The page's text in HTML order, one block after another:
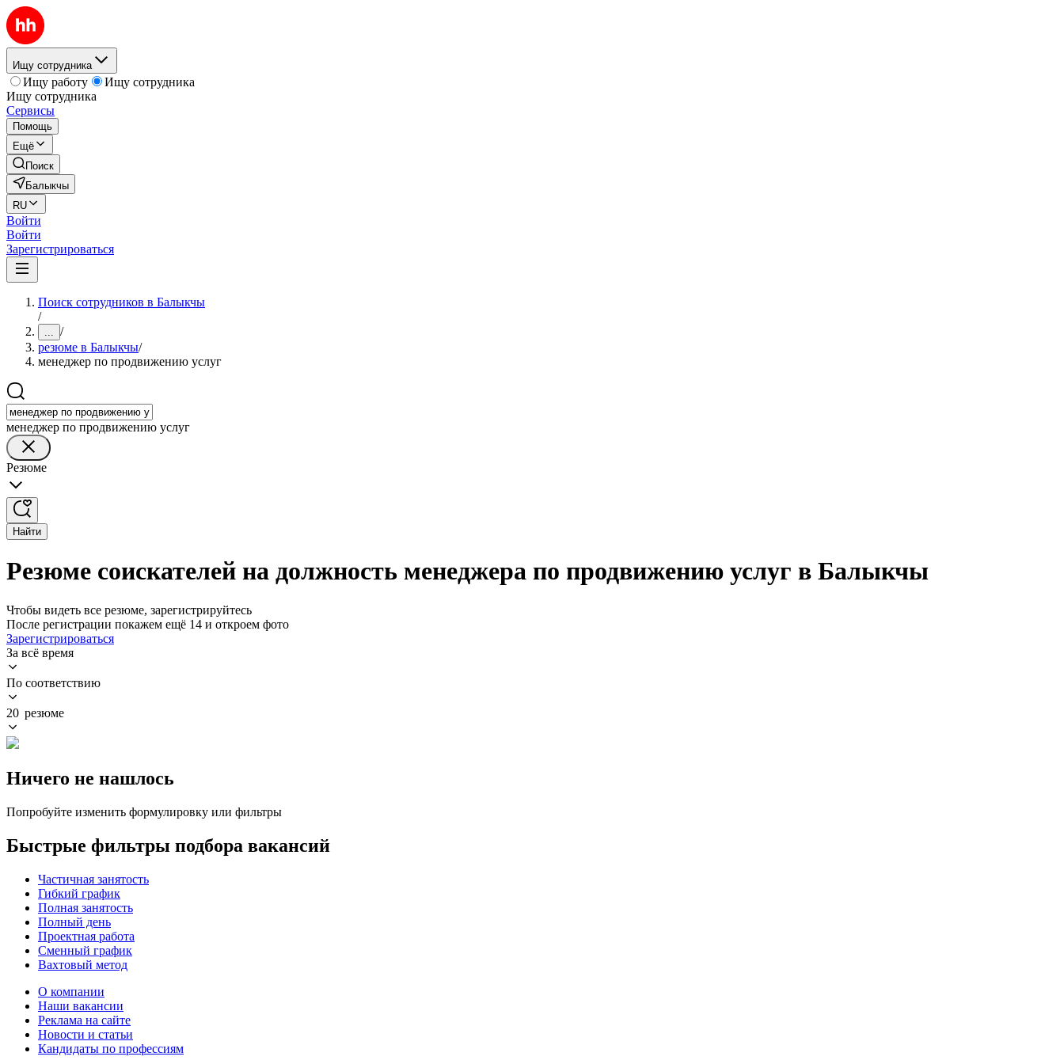
Ищу сотрудника
Ищу работу
Ищу сотрудника
Ищу сотрудника
Сервисы
Помощь
Ещё
Поиск
Балыкчы
RU
Войти
Войти
Зарегистрироваться
Поиск сотрудников в Балыкчы
/
... /
резюме в Балыкчы/
менеджер по продвижению услуг
менеджер по продвижению услуг
Резюме
Найти
Резюме соискателей на должность менеджера по продвижению услуг в Балыкчы
Чтобы видеть все резюме, зарегистрируйтесь
После регистрации покажем ещё 14 и откроем фото
Зарегистрироваться
За всё время
По соответствию
20 резюме
Ничего не нашлось
Попробуйте изменить формулировку или фильтры
Быстрые фильтры подбора вакансий
Частичная занятость
Гибкий график
Полная занятость
Полный день
Проектная работа
Сменный график
Вахтовый метод
О компании
Наши вакансии
Реклама на сайте
Новости и статьи
Кандидаты по профессиям